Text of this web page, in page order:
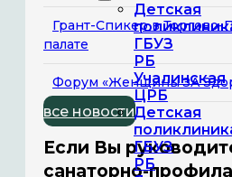
Детская
ГБУЗ
РБ
Учалинская
ЦРБ
Детская
ГБУЗ
РБ
Грант-Спикер в
палате
Форум «Женщины ЗА
все новости
Если Вы
санаторно-